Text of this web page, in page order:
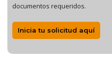
documentos requeridos.
Inicia tu solicitud aquí